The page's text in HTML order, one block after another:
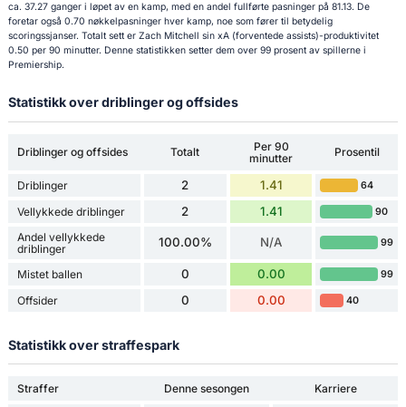
ca. 37.27 ganger i løpet av en kamp, med en andel fullførte pasninger på 81.13. De
foretar også 0.70 nøkkelpasninger hver kamp, noe som fører til betydelig
scoringssjanser. Totalt sett er Zach Mitchell sin xA (forventede assists)-produktivitet
0.50 per 90 minutter. Denne statistikken setter dem over 99 prosent av spillerne i
Premiership.
Statistikk over driblinger og offsides
Driblinger og offsides Totalt
Per 90
minutter
Prosentil
Driblinger 2 1.41 64
Vellykkede driblinger 2 1.41 90
Andel vellykkede
driblinger
100.00% N/A 99
Mistet ballen 0 0.00 99
Offsider 0 0.00 40
Statistikk over straffespark
Straffer Denne sesongen
Karriere